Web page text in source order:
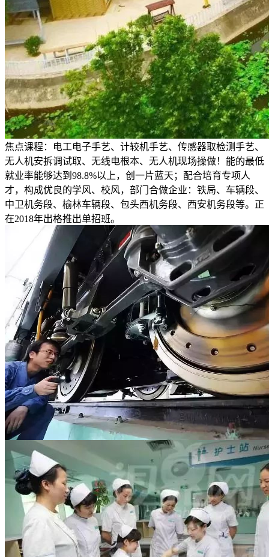
焦点课程：电工电子手艺、计较机手艺、传感器取检测手艺、
无人机安拆调试取、无线电根本、无人机现场操做！能的最低
就业率能够达到98.8%以上，创一片蓝天；配合培育专项人
才，构成优良的学风、校风，部门合做企业：铁局、车辆段、
中卫机务段、榆林车辆段、包头西机务段、西安机务段等。正
在2018年出格推出单招班。